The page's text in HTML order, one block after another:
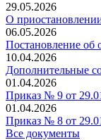
29.05.2026
О
06.05.2026
Постановление об
10.04.2026
Дополнительные
01.04.2026
Приказ № 9 от
01.04.2026
Приказ № 8 от
Все документы